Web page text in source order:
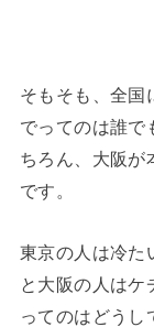
そもそも、全国
でってのは誰で
ちろん、大阪が
です。
東京の人は冷た
と大阪の人はケ
ってのはどうし